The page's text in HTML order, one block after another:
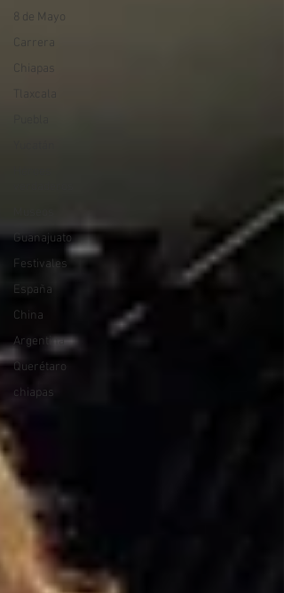
8 de Mayo
Carrera
Chiapas
Guanajuato
Festivales
España
China
Argentina
Querétaro
chiapas